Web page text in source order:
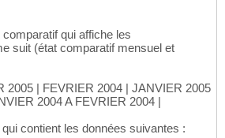
qui affiche les
suit (état comparatif mensuel et
2005 | FEVRIER 2004 | JANVIER 2005
2004 A FEVRIER 2004 |
contient les données suivantes :